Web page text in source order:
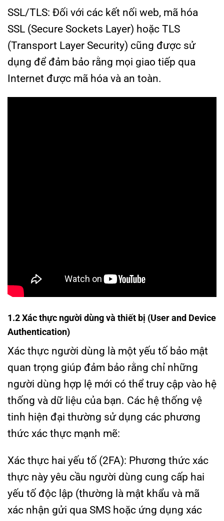
SSL/TLS: Đối với các kết nối web, mã hóa
SSL (Secure Sockets Layer) hoặc TLS
(Transport Layer Security) cũng được sử
dụng để đảm bảo rằng mọi giao tiếp qua
Internet được mã hóa và an toàn.
1.2 Xác thực người dùng và thiết bị (User and Device
Authentication)
Xác thực người dùng là một yếu tố bảo mật
quan trọng giúp đảm bảo rằng chỉ những
người dùng hợp lệ mới có thể truy cập vào hệ
thống và dữ liệu của bạn. Các hệ thống vệ
tinh hiện đại thường sử dụng các phương
thức xác thực mạnh mẽ:
Xác thực hai yếu tố (2FA): Phương thức xác
thực này yêu cầu người dùng cung cấp hai
yếu tố độc lập (thường là mật khẩu và mã
xác nhận gửi qua SMS hoặc ứng dụng xác